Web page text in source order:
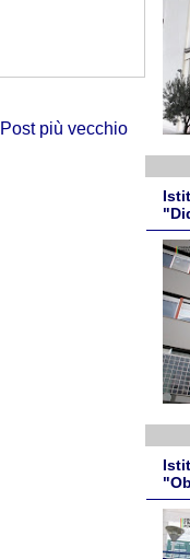
Post più vecchio